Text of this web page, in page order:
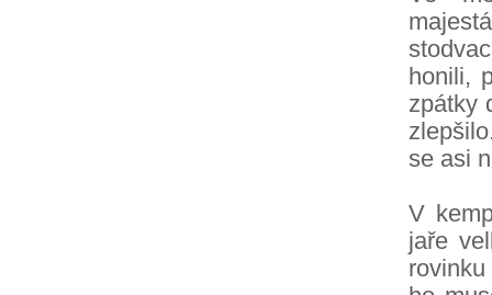
honili,
zpátky
se asi
V
jaře